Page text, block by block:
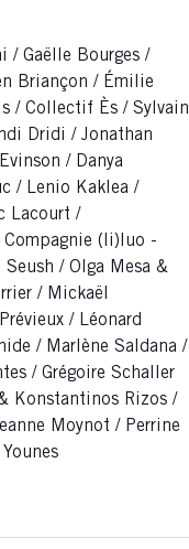
/ Gaëlle Bourges /
Briançon / Émilie
/ Collectif Ès / Sylvain
Dridi / Jonathan
/ Danya
/ Lenio Kaklea /
Lacourt /
(li)luo -
/ Olga Mesa &
/ Mickaël
/ Léonard
/ Marlène Saldana /
/ Grégoire Schaller
Konstantinos Rizos /
Moynot / Perrine